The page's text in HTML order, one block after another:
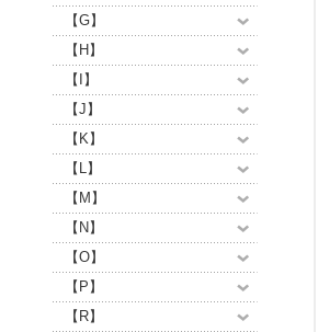
【G】
【H】
【I】
【J】
【K】
【L】
【M】
【N】
【O】
【P】
【R】